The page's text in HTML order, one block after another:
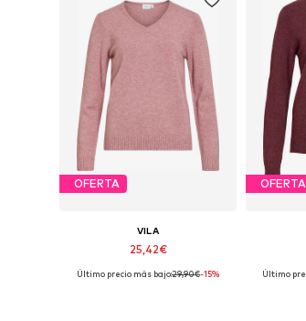
OFERTA
VILA
25,42€
Último precio más bajo:29,90€-15%
OFERTA
Último